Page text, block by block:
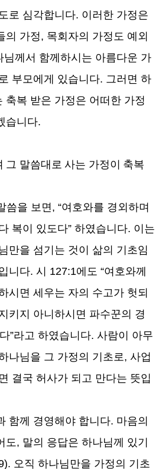
로 심각합니다. 이러한 가정은
의 가정, 목회자의 가정도 예외
님께서 함께하시는 아름다운 가
부모에게 있습니다. 그러면 하
축복 받은 가정은 어떠한 가정
습니다.
그 말씀대로 사는 가정이 축복
씀을 보면, “여호와를 경외하며
복이 있도다” 하였습니다. 이는
만을 섬기는 것이 삶의 기초임
니다. 시 127:1에도 “여호와께
시면 세우는 자의 수고가 헛되
키지 아니하시면 파수꾼의 경
”라고 하였습니다. 사람이 아무
나님을 그 가정의 기초로, 사업
결국 허사가 되고 만다는 뜻입
함께 경영해야 합니다. 마음의
도, 말의 응답은 하나님께 있기
오직 하나님만을 가정의 기초